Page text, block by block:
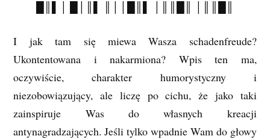
I jak tam się miewa Wasza schadenfreude?
Ukontentowana i nakarmiona? Wpis ten ma,
oczywiście, charakter humorystyczny i
niezobowiązujący, ale liczę po cichu, że jako taki
zainspiruje Was do własnych kreacji
antynagradzających. Jeśli tylko wpadnie Wam do głowy